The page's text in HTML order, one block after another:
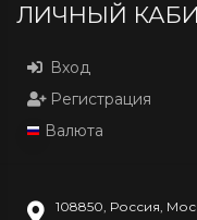
ЛИЧНЫЙ
Вход
Регистрация
Валюта
108850, Россия,